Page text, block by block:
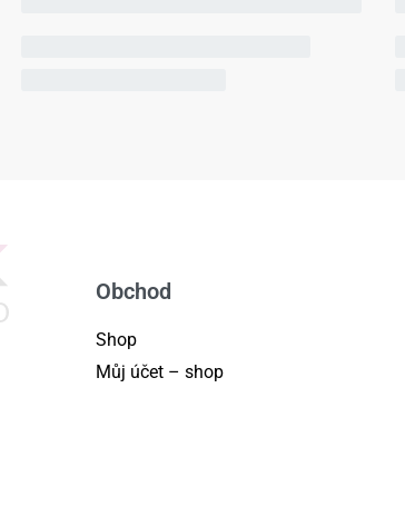
Obchod
Shop
Můj účet – shop